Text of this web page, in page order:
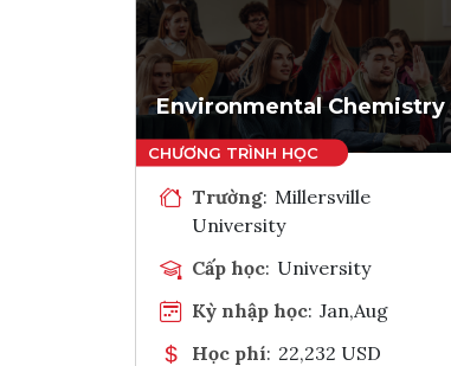
Environmental Chemistry
Trường: Millersville
University
Cấp học: University
Kỳ nhập học: Jan,Aug
Học phí: 22,232 USD